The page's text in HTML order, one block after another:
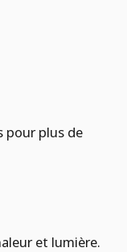
pour plus de
et lumière.